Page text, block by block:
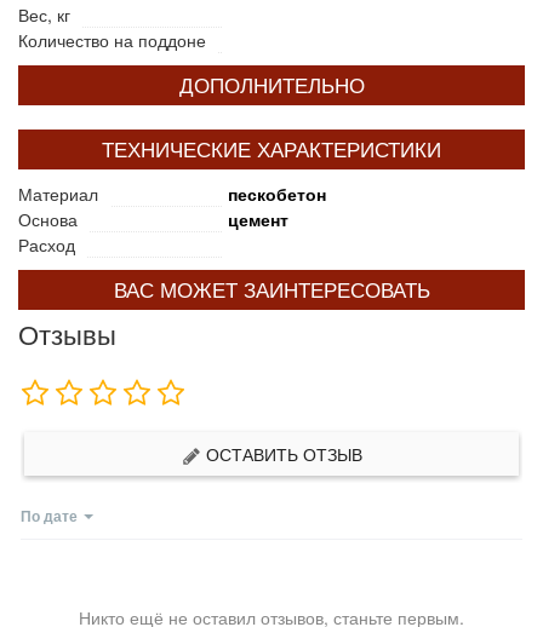
Вес, кг
Количество на поддоне
ДОПОЛНИТЕЛЬНО
ТЕХНИЧЕСКИЕ ХАРАКТЕРИСТИКИ
Материал
пескобетон
Основа
цемент
Расход
ВАС МОЖЕТ ЗАИНТЕРЕСОВАТЬ
Отзывы
ОСТАВИТЬ ОТЗЫВ
По дате
Никто ещё не оставил отзывов, станьте первым.